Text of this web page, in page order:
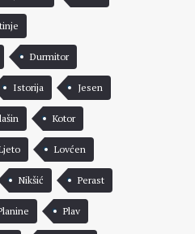
Durmitor
Istorija Jesen
Kotor
Lovćen
Nikšić Perast
Plav